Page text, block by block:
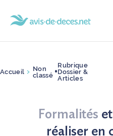
AVIS DE DÉCÈS
GUIDE DES
FUNÈBRES
GUIDE DES
Accueil > Non
classé •
Rubrique
Dossier &
Articles
Formalités
réaliser en